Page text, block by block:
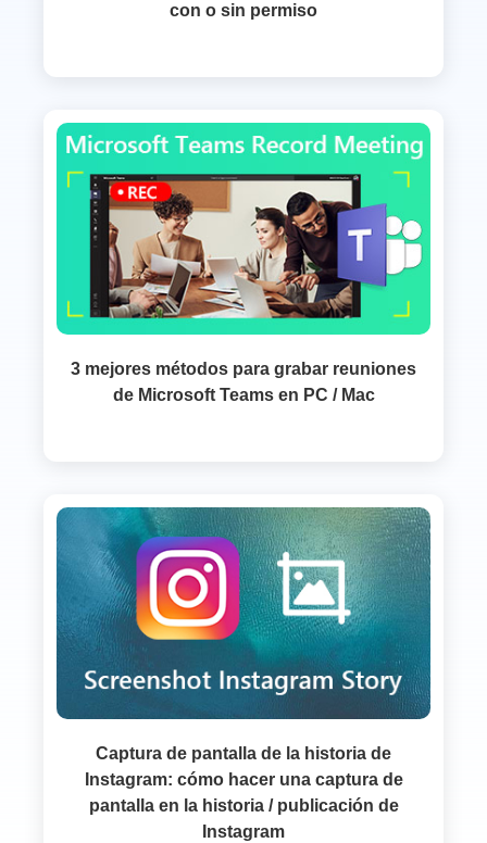
con o sin permiso
3 mejores métodos para grabar reuniones
de Microsoft Teams en PC / Mac
Captura de pantalla de la historia de
Instagram: cómo hacer una captura de
pantalla en la historia / publicación de
Instagram